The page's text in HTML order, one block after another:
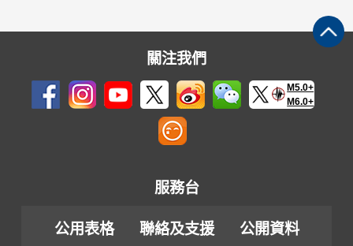
關注我們
M5.0+
M6.0+
服務台
公用表格 聯絡及支援
公開資料